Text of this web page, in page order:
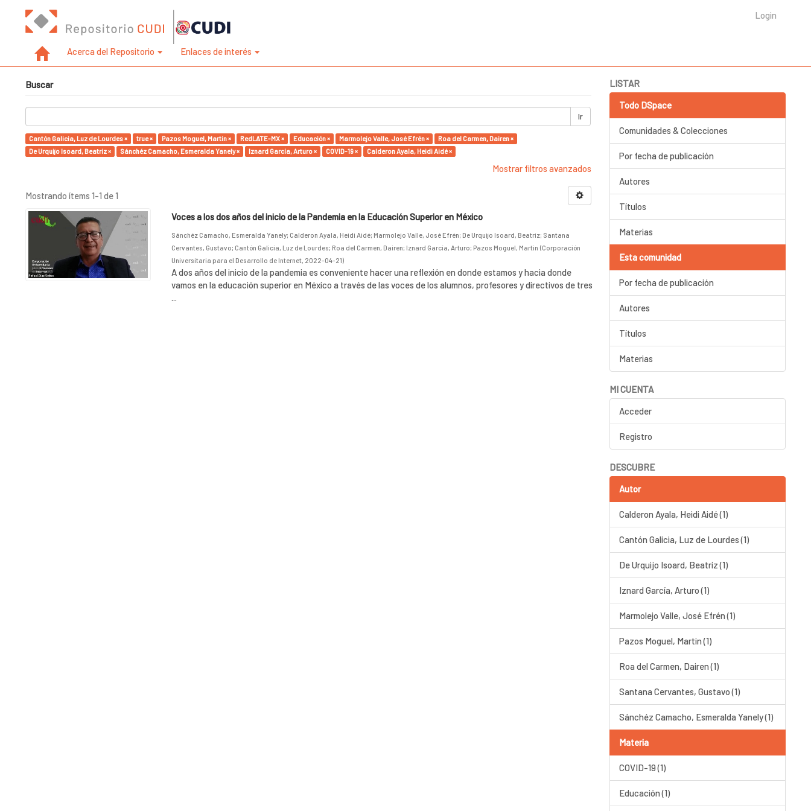
Login
Acerca del Repositorio Enlaces de interés
Buscar
Ir
Cantón Galicia, Luz de Lourdes × true × Pazos Moguel, Martin × RedLATE-MX × Educación × Marmolejo Valle, José Efrén ×
Roa del Carmen, Dairen ×
De Urquijo Isoard, Beatriz ×
Sánchéz Camacho, Esmeralda Yanely × Iznard García, Arturo × COVID-19 × Calderon Ayala, Heidi Aidé ×
Mostrar filtros avanzados
Mostrando ítems 1-1 de 1
Voces a los dos años del inicio de la Pandemia en la Educación Superior en México
Sánchéz Camacho, Esmeralda Yanely; Calderon Ayala, Heidi Aidé; Marmolejo Valle, José Efrén; De Urquijo Isoard, Beatriz; Santana
Cervantes, Gustavo; Cantón Galicia, Luz de Lourdes; Roa del Carmen, Dairen; Iznard García, Arturo; Pazos Moguel, Martin (Corporación
Universitaria para el Desarrollo de Internet, 2022-04-21)
A dos años del inicio de la pandemia es conveniente hacer una reflexión en donde estamos y hacia donde
vamos en la educación superior en México a través de las voces de los alumnos, profesores y directivos de tres
...
LISTAR
Todo DSpace
Comunidades & Colecciones
Por fecha de publicación
Autores
Títulos
Materias
Esta comunidad
Por fecha de publicación
Autores
Títulos
Materias
MI CUENTA
Acceder
Registro
DESCUBRE
Autor
Calderon Ayala, Heidi Aidé (1)
Cantón Galicia, Luz de Lourdes (1)
De Urquijo Isoard, Beatriz (1)
Iznard García, Arturo (1)
Marmolejo Valle, José Efrén (1)
Pazos Moguel, Martin (1)
Roa del Carmen, Dairen (1)
Santana Cervantes, Gustavo (1)
Sánchéz Camacho, Esmeralda Yanely (1)
Materia
COVID-19 (1)
Educación (1)